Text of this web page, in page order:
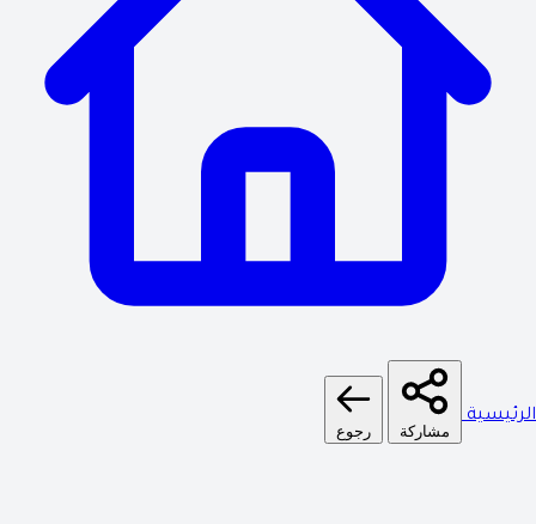
الرئيسية
مشاركة رجوع